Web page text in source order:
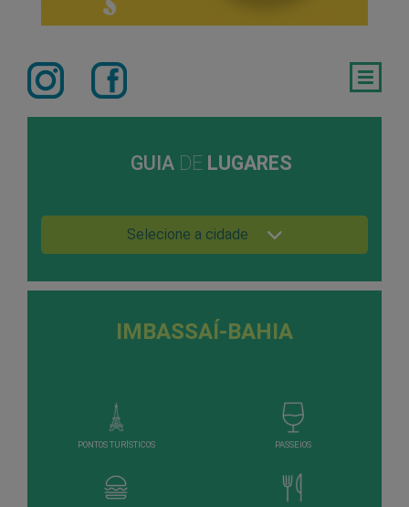
GUIA DE LUGARES
Selecione a cidade
IMBASSAÍ-BAHIA
PONTOS TURÍSTICOS PASSEIOS